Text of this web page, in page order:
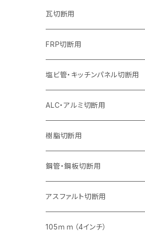
セグメント（特殊凸凹加工チップ）
セグメント
セグメント（特殊凸凹加工チップ）
405mm（16インチ）
セグメントタイプ
ウェーブタイプ
セグメントタイプ
305mm（12インチ）
セグメント
セグメント（特殊凸凹加工チップ）
355mm（14インチ）
セグメント
セグメント（特殊凸凹加工チップ）
ウェーブタイプ
セグメントタイプ
ウェーブタイプ
255mm（10インチ）
セグメントタイプ
305mm（12インチ）
セグメント
セグメント（特殊凸凹加工チップ）
355mm（14インチ）
セグメント
セグメント（特殊凸凹加工チップ）
セグメントタイプ
230mm（9インチ）
セグメントタイプ
255mm（10インチ）
セグメントタイプ（一般道路カッター用
305mm（12インチ）
セグメントタイプ
セグメントタイプ（一般道路カッター用
355mm（14インチ）
セグメントタイプ
セグメントタイプ（一般道路カッター用
405mm（16インチ）
セグメントタイプ
セグメントタイプ（一般道路カッター用
455mm（18インチ）
セグメント（一般道路カッター用
セグメントタイプ
205mm（8インチ）
セグメントタイプ
230mm（9インチ）
セグメントタイプ
305mm（12インチ）
セグメントタイプ
埋設鋳鉄管工事対応タイプ
355mm（14インチ）
セグメントタイプ
埋設鋳鉄管工事対応タイプ
405mm（16インチ）
セグメントタイプ
埋設鋳鉄管工事対応タイプ
ウェーブタイプ
セグメントタイプ
ウェーブタイプ
180mm（7インチ）
セグメントタイプ
ウェーブタイプ
205mm（8インチ）
セグメントタイプ
ウェーブタイプ
230mm（9インチ）
セグメントタイプ
ウェーブタイプ
255mm（10インチ）
セグメントタイプ
セグメントタイプ（一般道路カッター用
305mm（12インチ）
セグメント
セグメント（特殊凸凹加工チップ）
355mm（14インチ）
セグメント
セグメント（特殊凸凹加工チップ）
405mm（16インチ）
セグメント
473mm（18インチ）
セグメントタイプ
125mm（5インチ）
セグメントタイプ
150mm（6インチ）
セグメントタイプ
180mm（7インチ）
セグメントタイプ
205mm（8インチ）
セグメントタイプ
230mm（9インチ）
セグメントタイプ
255mm（10インチ）
セグメントタイプ
305mm（12インチ）
セグメント
355mm（14インチ）
305mm（12インチ）
セグメントタイプ
355mm（14インチ）
セグメントタイプ
405mm（16インチ）
セグメントタイプ
瓦切断用
105mm（4インチ）
FRP切断用
125ｍｍ（5インチ）
塩ビ管・キッチンパネル切断用
125ｍｍ（5インチ）
ALC・アルミ切断用
305mm（12インチ）
砥石（補強綱入り）
355mm（14インチ）
砥石（補強綱入り）
樹脂切断用
305mm（12インチ）
砥石（補強綱入り）
355mm（14インチ）
砥石（補強綱入り）
鋼管・鋼板切断用
305mm（12インチ）
砥石（補強綱入り）
355mm（14インチ）
アスファルト切断用
255ｍｍ（10インチ）
105ｍｍ（4インチ）